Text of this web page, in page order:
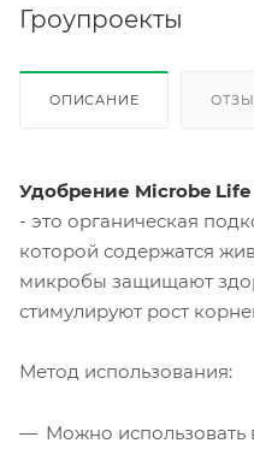
Гроупроекты
ОПИСАНИЕ
Удобрение Microbe
- это органическая
которой содержатся
микробы защищают
стимулируют рост
Метод использования:
Можно использовать